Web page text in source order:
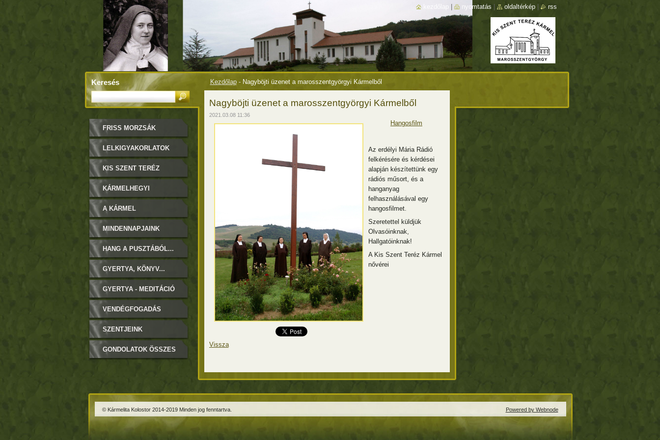
Kezdőlap - Nagyböjti üzenet a marosszentgyörgyi Kármelből
Nagyböjti üzenet a marosszentgyörgyi Kármelből
2021.03.08 11:36
Hangosfilm
Az erdélyi Mária Rádió
felkérésére és kérdései
alapján készítettünk egy
rádiós műsort, és a
hanganyag
felhasználásával egy
hangosfilmet.
Szeretettel küldjük
Olvasóinknak,
Hallgatóinknak!
A Kis Szent Teréz Kármel
nővérei
Vissza
FRISS MORZSÁK
LELKIGYAKORLATOK
KIS SZENT TERÉZ
KÁRMELHEGYI
BOLDOGASSZONY
A KÁRMEL
MINDENNAPJAINK
HANG A PUSZTÁBÓL...
GYERTYA, KÖNYV...
GYERTYA - MEDITÁCIÓ
VENDÉGFOGADÁS
SZENTJEINK
GONDOLATOK ÖSSZES
Keresés
kezdőlap nyomtatás oldaltérkép rss
© Kármelita Kolostor 2014-2019 Minden jog fenntartva. Powered by Webnode